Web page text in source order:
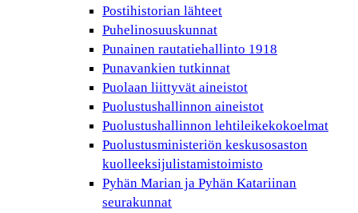
Postihistorian lähteet
Puhelinosuuskunnat
Punainen rautatiehallinto 1918
Punavankien tutkinnat
Puolaan liittyvät aineistot
Puolustushallinnon aineistot
Puolustushallinnon lehtileikekokoelmat
Puolustusministeriön keskusosaston
kuolleeksijulistamistoimisto
Pyhän Marian ja Pyhän Katariinan
seurakunnat